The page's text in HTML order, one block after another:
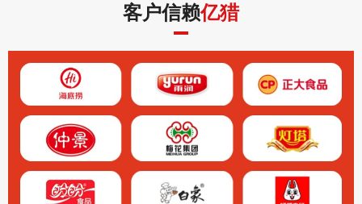
客户信赖亿猎